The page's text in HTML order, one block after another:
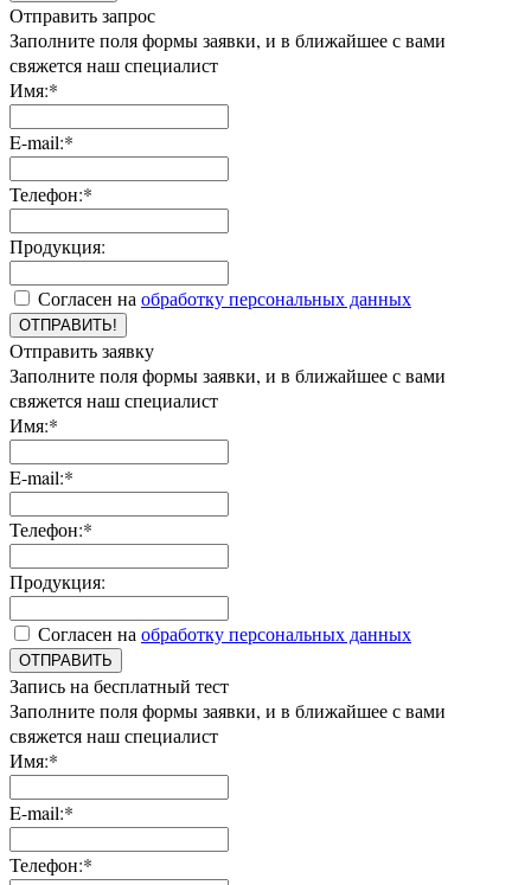
Отправить запрос
Заполните поля формы заявки, и в ближайшее с вами
свяжется наш специалист
Имя:*
E-mail:*
Телефон:*
Продукция:
Согласен на обработку персональных данных
ОТПРАВИТЬ!
Отправить заявку
Заполните поля формы заявки, и в ближайшее с вами
свяжется наш специалист
Имя:*
E-mail:*
Телефон:*
Продукция:
Согласен на обработку персональных данных
ОТПРАВИТЬ
Запись на бесплатный тест
Заполните поля формы заявки, и в ближайшее с вами
свяжется наш специалист
Имя:*
E-mail:*
Телефон:*